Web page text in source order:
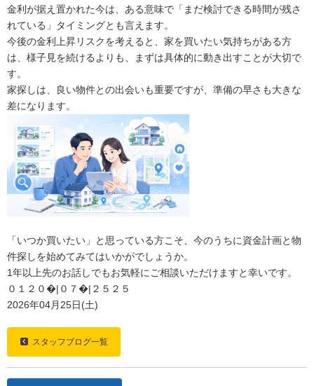
金利が据え置かれた今は、ある意味で「まだ検討できる時間が残さ
れている」タイミングとも言えます。
今後の金利上昇リスクを考えると、家を買いたい気持ちがある方
は、様子見を続けるよりも、まずは具体的に動き出すことが大切で
す。
家探しは、良い物件との出会いも重要ですが、準備の早さも大きな
差になります。
「いつか買いたい」と思っている方こそ、今のうちに資金計画と物
件探しを始めてみてはいかがでしょうか。
1年以上先のお話しでもお気軽にご相談いただけますと幸いです。
０１２０�|０７�|２５２５
2026年04月25日(土)
スタッフブログ一覧